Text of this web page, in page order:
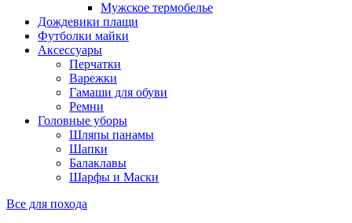
Мужское термобелье
Дождевики плащи
Футболки майки
Аксессуары
Перчатки
Варежки
Гамаши для обуви
Ремни
Головные уборы
Шляпы панамы
Шапки
Балаклавы
Шарфы и Маски
Все для похода